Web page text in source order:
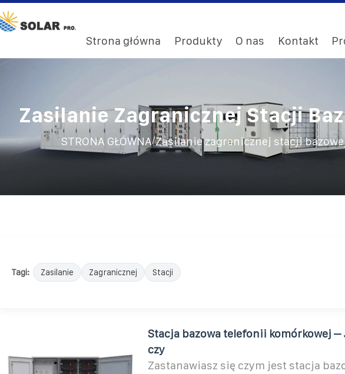
Strona główna Produkty O nas Kontakt
Zasilanie Zagranicznej Stacji
STRONA GŁÓWNA/Zasilanie zagranicznej stacji
Tagi: Zasilanie Zagranicznej Stacji
Stacja bazowa telefonii komórkowej –
czy
Zastanawiasz się czym jest stacja